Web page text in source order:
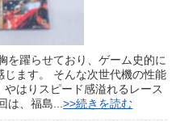
を躍らせており、ゲーム史的に
ます。 そんな次世代機の性能
はりスピード感溢れるレース
は、福島...>>続きを読む